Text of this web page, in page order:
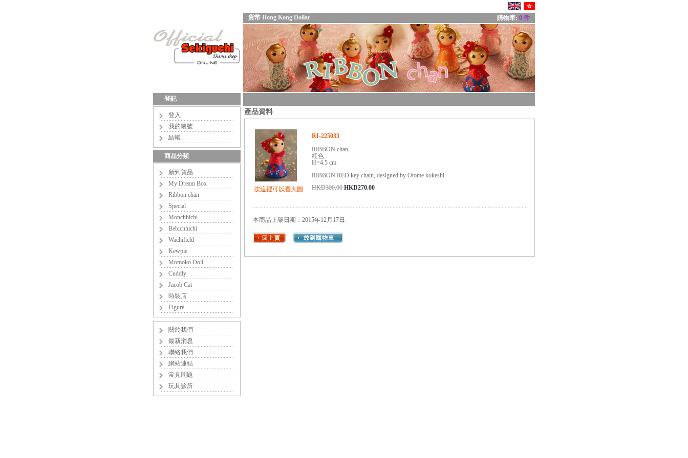
貨幣 Hong Kong Dollar 購物車: 0 件
登記
登入
我的帳號
結帳
商品分類
新到貨品
My Dream Box
Ribbon chan
Special
Monchhichi
Bebichhichi
Wachifield
Kewpie
Momoko Doll
Cuddly
Jacob Cat
時裝店
Figure
關於我們
最新消息
聯絡我們
網站連結
常見問題
玩具診所
產品資料
按這裡可以看大圖
RI-225033
RIBBON chan
紅色
H=4.5 cm
RIBBON RED key chain, designed by Otome kokeshi
HKD300.00 HKD270.00
本商品上架日期：2015年12月17日.